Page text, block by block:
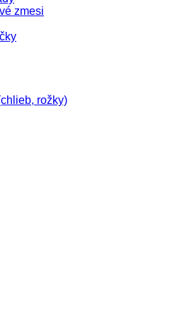
zmesi
rožky)